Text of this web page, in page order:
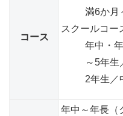
コース
満6か月
スクールコー
年中・
～5年生
2年生／
年中～年長（